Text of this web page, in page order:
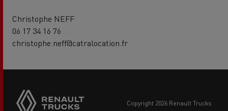
Christophe NEFF
06 17 34 16 76
christophe.neff@catralocation.fr
copyright 2026 Renault Trucks